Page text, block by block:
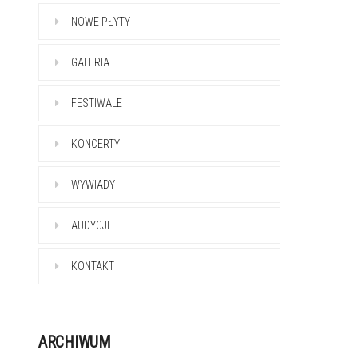
NOWE PŁYTY
GALERIA
FESTIWALE
KONCERTY
WYWIADY
AUDYCJE
KONTAKT
ARCHIWUM